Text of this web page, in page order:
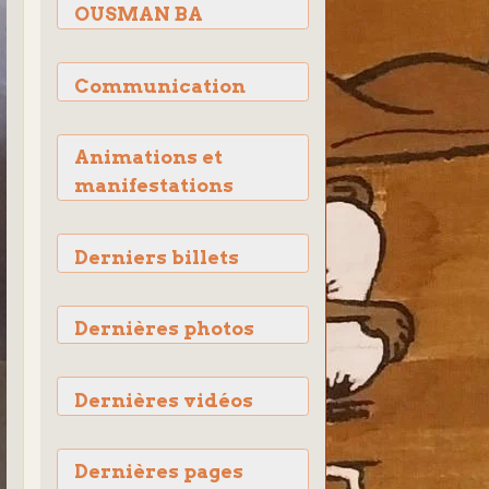
OUSMAN BA
Communication
Animations et
manifestations
Derniers billets
Dernières photos
Dernières vidéos
Dernières pages